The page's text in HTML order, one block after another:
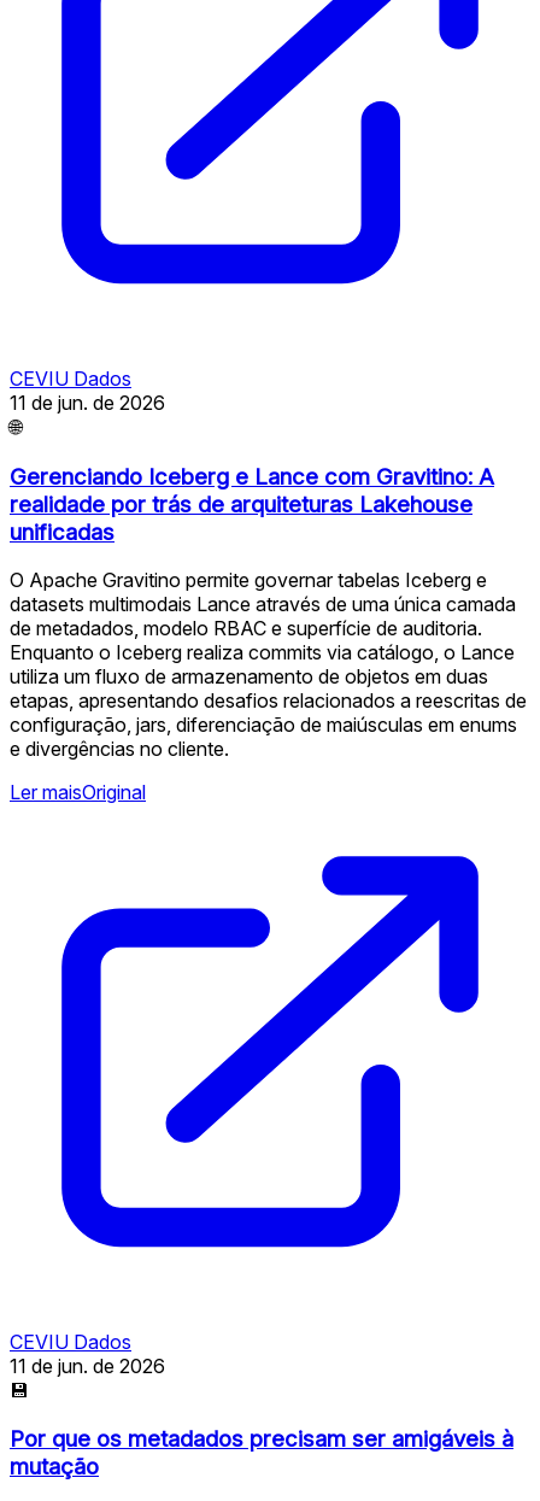
CEVIU Dados
11 de jun. de 2026
🌐
Gerenciando Iceberg e Lance com Gravitino: A
realidade por trás de arquiteturas Lakehouse
unificadas
O Apache Gravitino permite governar tabelas Iceberg e
datasets multimodais Lance através de uma única camada
de metadados, modelo RBAC e superfície de auditoria.
Enquanto o Iceberg realiza commits via catálogo, o Lance
utiliza um fluxo de armazenamento de objetos em duas
etapas, apresentando desafios relacionados a reescritas de
configuração, jars, diferenciação de maiúsculas em enums
e divergências no cliente.
Ler maisOriginal
CEVIU Dados
11 de jun. de 2026
💾
Por que os metadados precisam ser amigáveis à
mutação